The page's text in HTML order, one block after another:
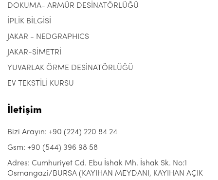
DOKUMA- ARMÜR DESİNATÖRLÜĞÜ
İPLİK BİLGİSİ
JAKAR - NEDGRAPHICS
JAKAR-SİMETRİ
YUVARLAK ÖRME DESİNATÖRLÜĞÜ
EV TEKSTİLİ KURSU
İletişim
Bizi Arayın: +90 (224) 220 84 24
Gsm: +90 (544) 396 98 58
Adres: Cumhuriyet Cd. Ebu İshak Mh. İshak Sk. No:1
Osmangazi/BURSA (KAYIHAN MEYDANI, KAYIHAN AÇIK